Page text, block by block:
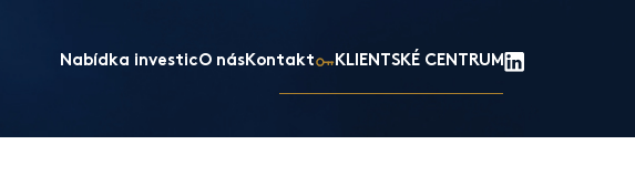
Nabídka investicO násKontakt KLIENTSKÉ CENTRUM